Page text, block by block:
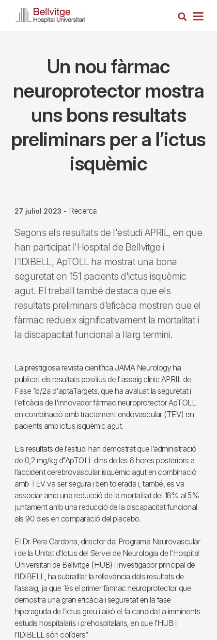
Cerca
Un nou fàrmac
neuroprotector mostra
uns bons resultats
preliminars per a l’ictus
isquèmic
27 juliol 2023 - Recerca
Segons els resultats de l'estudi APRIL, en que
han participat l'Hospital de Bellvitge i
l'IDIBELL, ApTOLL ha mostrat una bona
seguretat en 151 pacients d'ictus isquèmic
agut. El treball també destaca que els
resultats preliminars d’eficàcia mostren que el
fàrmac redueix significativament la mortalitat i
la discapacitat funcional a llarg termini.
La prestigiosa revista científica JAMA Neurology ha
publicat els resultats positius de l'assaig clínic APRIL de
Fase 1b/2a d'aptaTargets, que ha avaluat la seguretat i
l'eficàcia de l'innovador fàrmac neuroprotector ApTOLL
en combinació amb tractament endovascular (TEV) en
pacients amb ictus isquèmic agut.
Els resultats de l’estudi han demostrat que l’administració
de 0,2 mg/kg d‟ApTOLL dins de les 6 hores posteriors a
l’accident cerebrovascular isquèmic agut en combinació
amb TEV va ser segura i ben tolerada i, també, es va
associar amb una reducció de la mortalitat del 18% al 5%
juntament amb una reducció de la discapacitat funcional
als 90 dies en comparació del placebo.
El Dr. Pere Cardona, director del Programa Neurovascular
i de la Unitat d’Ictus del Servei de Neurologia de l’Hospital
Universitari de Bellvitge (HUB) i investigador principal de
l’IDIBELL, ha subratllat la rellevància dels resultats de
l’assaig, ja que “és el primer fàrmac neuroprotector que
demostra una gran eficàcia i seguretat en la fase
hiperaguda de l’ictus greu i això el fa candidat a imminents
estudis hospitalaris i prehospitalaris, en que l’HUB i
l’IDIBELL són colíders”.